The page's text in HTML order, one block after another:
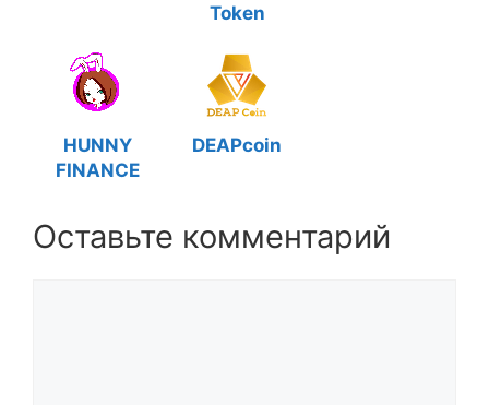
Token
HUNNY
FINANCE
DEAPcoin
Оставьте комментарий